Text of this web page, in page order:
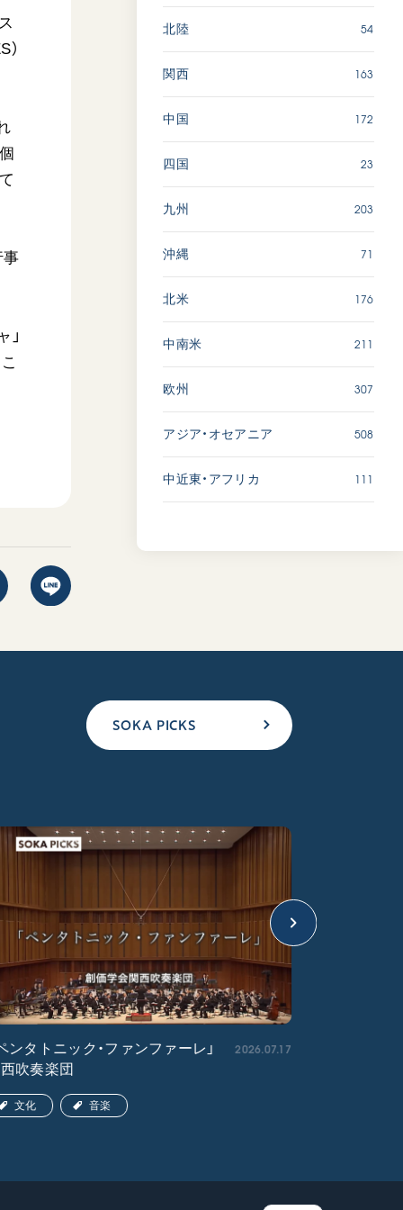
事
」
北陸 54
関西 163
中国 172
四国 23
九州 203
沖縄 71
北米 176
中南米 211
欧州 307
アジア・オセアニア 508
中近東・アフリカ 111
SOKA PICKS
ンタトニック・ファンファーレ」
吹奏楽団
2026.07.17
文化 音楽